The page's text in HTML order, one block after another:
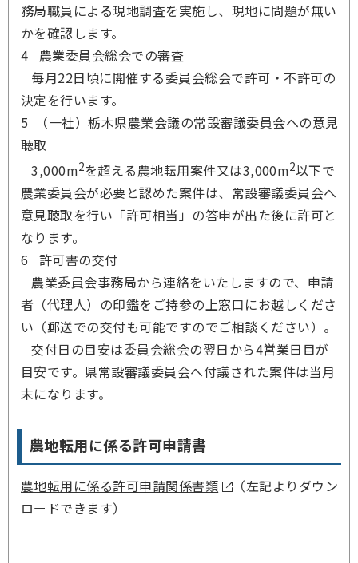
務局職員による現地調査を実施し、現地に問題が無い
かを確認します。
4 農業委員会総会での審査
毎月22日頃に開催する委員会総会で許可・不許可の
決定を行います。
5 （一社）栃木県農業会議の常設審議委員会への意見
聴取
3,000m2を超える農地転用案件又は3,000m2以下で
農業委員会が必要と認めた案件は、常設審議委員会へ
意見聴取を行い「許可相当」の答申が出た後に許可と
なります。
6 許可書の交付
農業委員会事務局から連絡をいたしますので、申請
者（代理人）の印鑑をご持参の上窓口にお越しくださ
い（郵送での交付も可能ですのでご相談ください）。
交付日の目安は委員会総会の翌日から4営業日目が
目安です。県常設審議委員会へ付議された案件は当月
末になります。
農地転用に係る許可申請書
農地転用に係る許可申請関係書類
（左記よりダウン
ロードできます）